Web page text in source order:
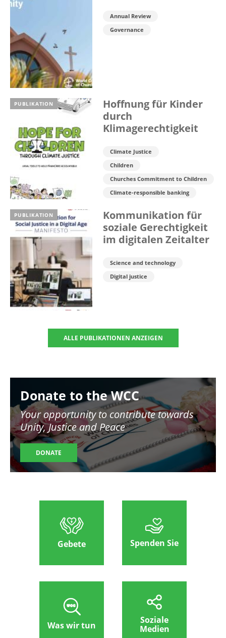
Annual Review
Governance
PUBLIKATION
Hoffnung für Kinder
durch
Klimagerechtigkeit
Climate Justice
Children
Churches Commitment to Children
Climate-responsible banking
PUBLIKATION
Kommunikation für
soziale Gerechtigkeit
im digitalen Zeitalter
Science and technology
Digital justice
ALLE PUBLIKATIONEN ANZEIGEN
Donate to the WCC
Your opportunity to contribute towards
Unity, Justice and Peace
DONATE
Gebete Spenden Sie
Was wir tun
Soziale
Medien